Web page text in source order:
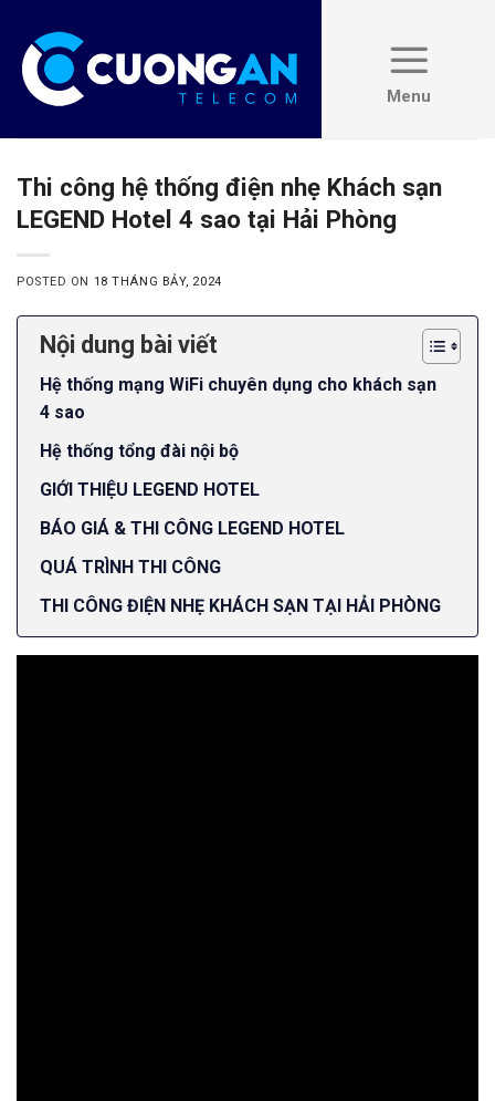
content
Thi công hệ thống điện nhẹ Khách sạn
LEGEND Hotel 4 sao tại Hải Phòng
POSTED ON 18 THÁNG BẢY, 2024
Nội dung bài viết
Hệ thống mạng WiFi chuyên dụng cho khách sạn
4 sao
Hệ thống tổng đài nội bộ
GIỚI THIỆU LEGEND HOTEL
BÁO GIÁ & THI CÔNG LEGEND HOTEL
QUÁ TRÌNH THI CÔNG
THI CÔNG ĐIỆN NHẸ KHÁCH SẠN TẠI HẢI PHÒNG